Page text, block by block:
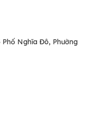
Nghĩa Đô, Phường